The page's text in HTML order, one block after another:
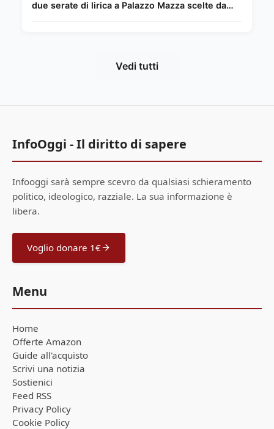
due serate di lirica a Palazzo Mazza scelte da
Vedi tutti
InfoOggi - Il diritto di sapere
Infooggi sarà sempre scevro da qualsiasi schieramento
politico, ideologico, razziale. La sua informazione è
libera.
Voglio donare 1€
Menu
Home
Offerte Amazon
Guide all'acquisto
Scrivi una notizia
Sostienici
Feed RSS
Privacy Policy
Cookie Policy